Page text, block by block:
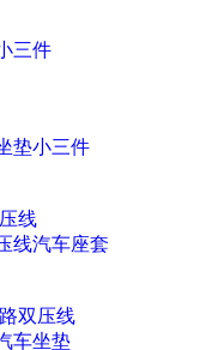
三件
垫小三件
线
线汽车座套
双压线
车坐垫